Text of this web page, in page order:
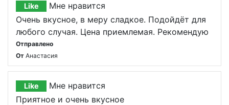
Like
Мне нравится
Очень вкусное, в меру сладкое. Подойдёт для
любого случая. Цена приемлемая. Рекомендую
Отправлено
От Анастасия
Like
Мне нравится
Приятное и очень вкусное